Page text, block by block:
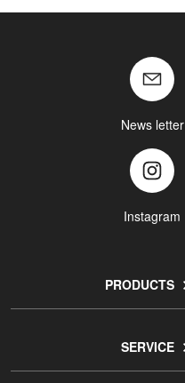
News letter
Instagram
PRODUCTS
SERVICE